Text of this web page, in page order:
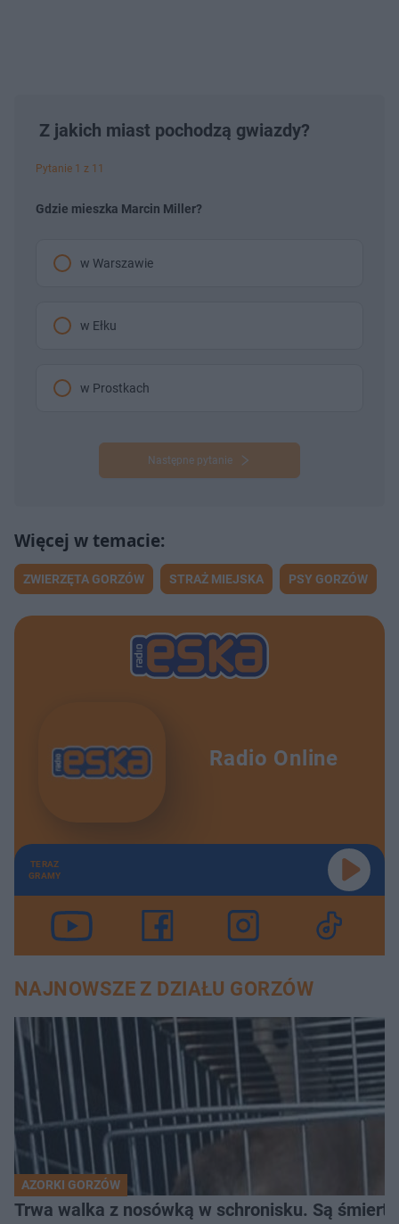
Z jakich miast pochodzą gwiazdy?
Pytanie 1 z 11
Gdzie mieszka Marcin Miller?
w Warszawie
w Ełku
w Prostkach
Następne pytanie
ZWIERZĘTA GORZÓW STRAŻ MIEJSKA PSY GORZÓW
Radio Online
TERAZ
GRAMY
NAJNOWSZE Z DZIAŁU GORZÓW
AZORKI GORZÓW
Trwa walka z nosówką w schronisku. Są